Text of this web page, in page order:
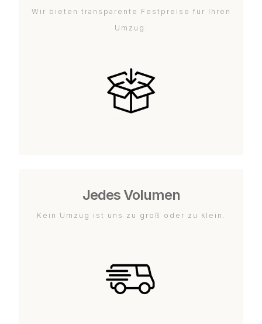
Wir bieten transparente Festpreise für Ihren
Umzug.
Jedes Volumen
Kein Umzug ist uns zu groß oder zu klein.